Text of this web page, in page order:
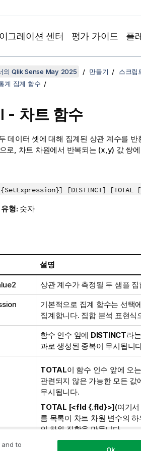
그레이션 센터 평가 가이드 플
의 Qlik Sense May 2025 만들기 스크립
계 집계 함수
- 차트 함수
데이터 셋에 대해 집계된 상관 계수를
로, 차트 차원에서 반복되는 (x,y) 값 쌍
[DISTINCT]
형: 숫자
설명
상관 계수가 측정될 두 샘플
기본적으로 집계 함수는 선택
집계합니다. 집합 분석 표현식
함수 인수 앞에 DISTINCT라
과로 생성된 중복이 무시됩니
TOTAL이 함수 인수 앞에 오
관련되지 않은 가능한 모든 값
무시됩니다.
TOTAL [<fld {.fld}>](여기서
름 목록이 차트 차원 변수의
의 하위 집합을 만듭니다.
집계 범위 정의
to